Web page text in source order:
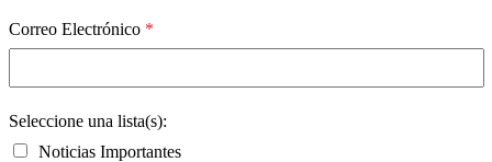
Correo Electrónico *
Seleccione una lista(s):
Noticias Importantes